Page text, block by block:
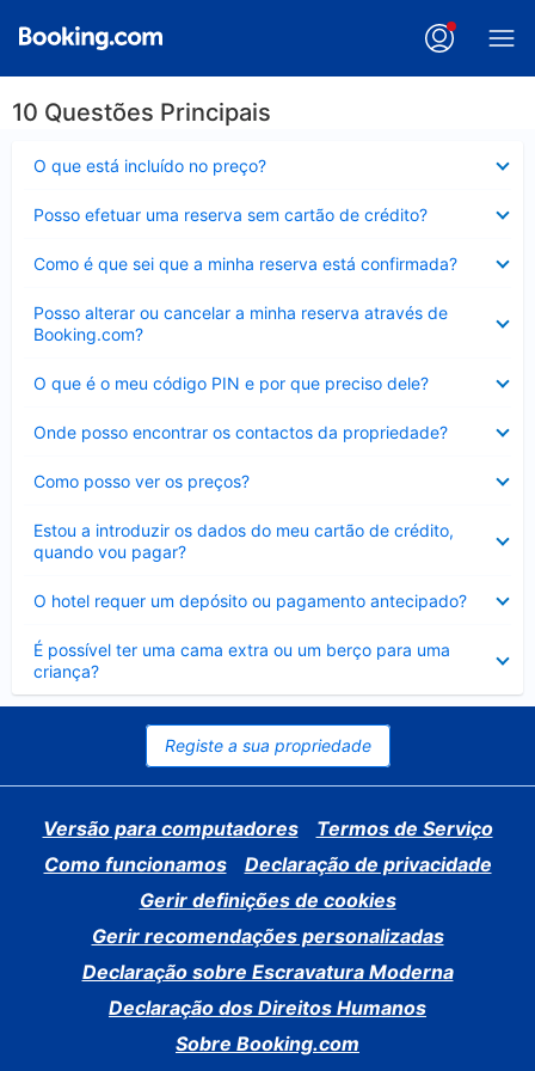
10 Questões Principais
O que está incluído no preço?
fechado
Posso efetuar uma reserva sem cartão de crédito?
fechado
Como é que sei que a minha reserva está confirmada?
fechado
Posso alterar ou cancelar a minha reserva através de
Booking.com?
fechado
O que é o meu código PIN e por que preciso dele?
fechado
Onde posso encontrar os contactos da propriedade?
fechado
Como posso ver os preços?
fechado
Estou a introduzir os dados do meu cartão de crédito,
quando vou pagar?
fechado
O hotel requer um depósito ou pagamento antecipado?
fechado
É possível ter uma cama extra ou um berço para uma
criança?
Elemento
fechado
Registe a sua propriedade
Versão para computadores
Termos de Serviço
Como funcionamos
Declaração de privacidade
Gerir definições de cookies
Gerir recomendações personalizadas
Declaração sobre Escravatura Moderna
Declaração dos Direitos Humanos
Sobre Booking.com